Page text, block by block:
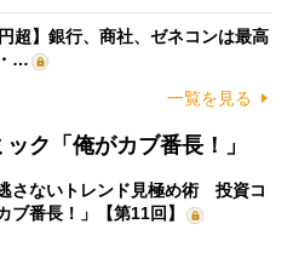
超】銀行、商社、ゼネコンは最高
…
一覧を見る
ク「俺がカブ番長！」
さないトレンド見極め術 投資コ
ブ番長！」【第11回】